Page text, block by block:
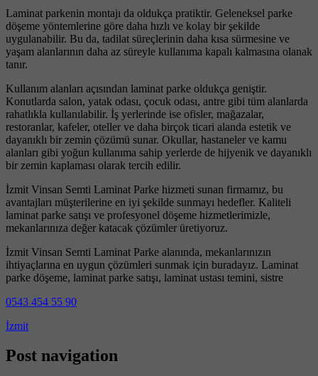
Laminat parkenin montajı da oldukça pratiktir. Geleneksel parke
döşeme yöntemlerine göre daha hızlı ve kolay bir şekilde
uygulanabilir. Bu da, tadilat süreçlerinin daha kısa sürmesine ve
yaşam alanlarının daha az süreyle kullanıma kapalı kalmasına olanak
tanır.
Kullanım alanları açısından laminat parke oldukça geniştir.
Konutlarda salon, yatak odası, çocuk odası, antre gibi tüm alanlarda
rahatlıkla kullanılabilir. İş yerlerinde ise ofisler, mağazalar,
restoranlar, kafeler, oteller ve daha birçok ticari alanda estetik ve
dayanıklı bir zemin çözümü sunar. Okullar, hastaneler ve kamu
alanları gibi yoğun kullanıma sahip yerlerde de hijyenik ve dayanıklı
bir zemin kaplaması olarak tercih edilir.
İzmit Vinsan Semti Laminat Parke hizmeti sunan firmamız, bu
avantajları müşterilerine en iyi şekilde sunmayı hedefler. Kaliteli
laminat parke satışı ve profesyonel döşeme hizmetlerimizle,
mekanlarınıza değer katacak çözümler üretiyoruz.
İzmit Vinsan Semti Laminat Parke alanında, mekanlarınızın
ihtiyaçlarına en uygun çözümleri sunmak için buradayız. Laminat
parke döşeme, laminat parke satışı, laminat ustası temini, sistre
0543 454 55 90
İzmit
Post navigation